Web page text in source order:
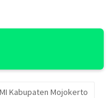
Kabupaten Mojokerto